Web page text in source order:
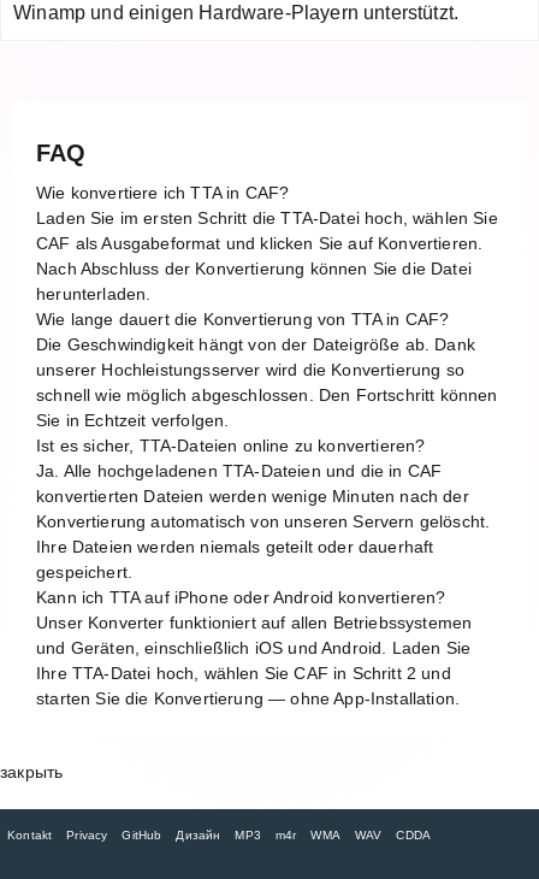
Winamp und einigen Hardware-Playern unterstützt.
FAQ
Wie konvertiere ich TTA in CAF?
Laden Sie im ersten Schritt die TTA-Datei hoch, wählen Sie
CAF als Ausgabeformat und klicken Sie auf Konvertieren.
Nach Abschluss der Konvertierung können Sie die Datei
herunterladen.
Wie lange dauert die Konvertierung von TTA in CAF?
Die Geschwindigkeit hängt von der Dateigröße ab. Dank
unserer Hochleistungsserver wird die Konvertierung so
schnell wie möglich abgeschlossen. Den Fortschritt können
Sie in Echtzeit verfolgen.
Ist es sicher, TTA-Dateien online zu konvertieren?
Ja. Alle hochgeladenen TTA-Dateien und die in CAF
konvertierten Dateien werden wenige Minuten nach der
Konvertierung automatisch von unseren Servern gelöscht.
Ihre Dateien werden niemals geteilt oder dauerhaft
gespeichert.
Kann ich TTA auf iPhone oder Android konvertieren?
Unser Konverter funktioniert auf allen Betriebssystemen
und Geräten, einschließlich iOS und Android. Laden Sie
Ihre TTA-Datei hoch, wählen Sie CAF in Schritt 2 und
starten Sie die Konvertierung — ohne App-Installation.
закрыть